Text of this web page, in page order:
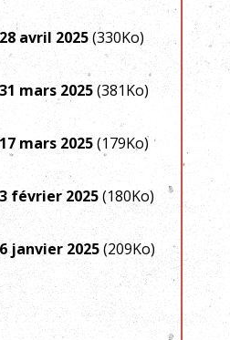
avril 2025(330Ko)
mars 2025(381Ko)
mars 2025(179Ko)
février 2025(180Ko)
janvier 2025(209Ko)